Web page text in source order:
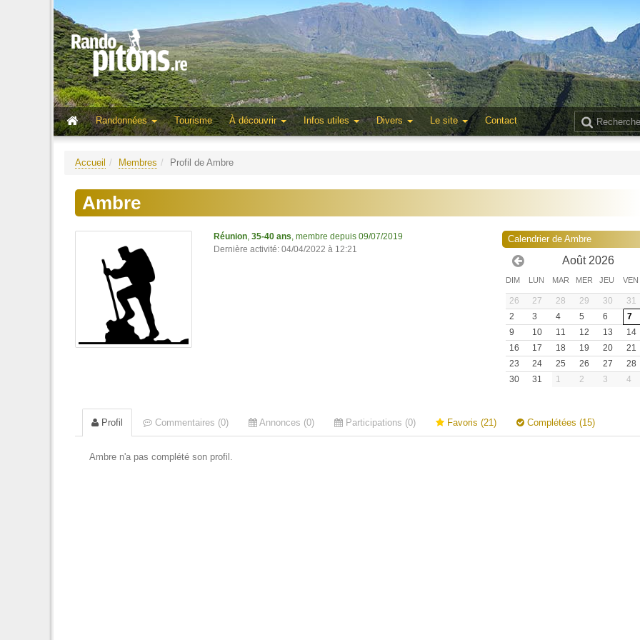
Randonnées
Tourisme À découvrir Infos utiles Divers Le site Contact
Accueil Membres Profil de Ambre
Ambre
Réunion 35-40 ans , membre depuis 09/07/2019
Dernière activité: 04/04/2022 à 12:21
Calendrier de Ambre
Août 2026
DIM LUN MAR MER JEU VEN
26 27 28 29 30 31
2
3 4 5 6 7
9
10 11 12 13 14
16
17 18 19 20 21
23
24 25 26 27 28
30
31 1 2 3 4
Profil Commentaires (0) Annonces (0) Participations (0) Favoris (21) Complétées (15)
Ambre n'a pas complété son profil.